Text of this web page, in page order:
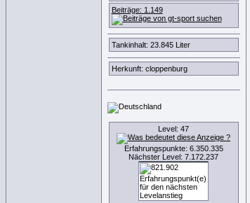
Beiträge: 1.149
Tankinhalt: 23.845 Liter
Herkunft: cloppenburg
Level: 47
Erfahrungspunkte: 6.350.335
Nächster Level: 7.172.237